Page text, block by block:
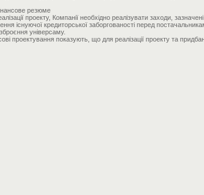
резюме
проекту, Компанії необхідно реалізувати заходи,
існуючої кредиторської заборгованості перед
універсаму.
проектування показують, що для реалізації проекту та